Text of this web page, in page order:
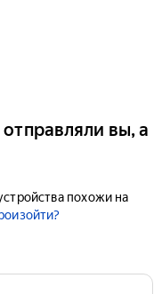
вы, а
похожи на